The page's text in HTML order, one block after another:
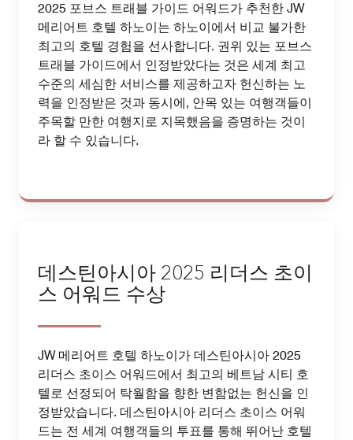
2025 포브스 트래블 가이드 어워드가 추천한 JW
메리어트 호텔 하노이는 하노이에서 비교 불가한
최고의 호텔 경험을 선사합니다. 권위 있는 포브스
트래블 가이드에서 인정받았다는 것은 세계 최고
수준의 세심한 서비스를 제공하고자 헌신하는 노
력을 인정받은 것과 동시에, 안목 있는 여행객들이
주목할 만한 여행지로 지목했음을 증명하는 것이
라 할 수 있습니다.
데스틴아시아 2025 리더스 초이
스 어워드 수상
JW 메리어트 호텔 하노이가 데스틴아시아 2025
리더스 초이스 어워드에서 최고의 베트남 시티 호
텔로 선정되어 탁월함을 향한 변함없는 헌신을 인
정받았습니다. 데스틴아시아 리더스 초이스 어워
드는 전 세계 여행객들의 투표를 통해 뛰어난 호텔